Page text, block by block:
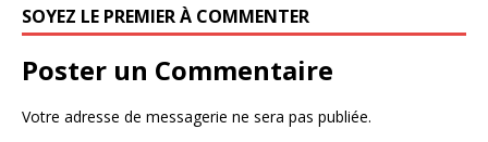
SOYEZ LE PREMIER À COMMENTER
Poster un Commentaire
Votre adresse de messagerie ne sera pas publiée.